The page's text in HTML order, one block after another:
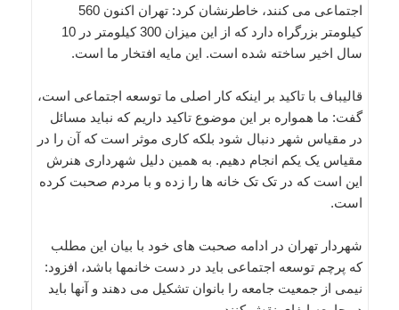
اجتماعی می کنند، خاطرنشان کرد: تهران اکنون 560
کیلومتر بزرگراه دارد که از این میزان 300 کیلومتر در 10
سال اخیر ساخته شده است. این مایه افتخار ما است.
قالیباف با تاکید بر اینکه کار اصلی ما توسعه اجتماعی است،
گفت: ما همواره بر این موضوع تاکید داریم که نباید مسائل
در مقیاس شهر دنبال شود بلکه کاری موثر است که آن را در
مقیاس یک یکم انجام دهیم. به همین دلیل شهرداری هنرش
این است که در تک تک خانه ها را زده و با مردم صحبت کرده
است.
شهردار تهران در ادامه صحبت های خود با بیان این مطلب
که پرچم توسعه اجتماعی باید در دست خانمها باشد، افزود:
نیمی از جمعیت جامعه را بانوان تشکیل می دهند و آنها باید